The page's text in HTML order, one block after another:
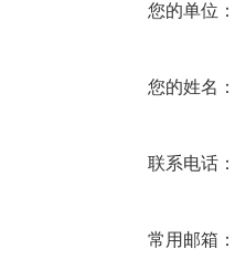
您的单位
您的姓名
联系电话
常用邮箱